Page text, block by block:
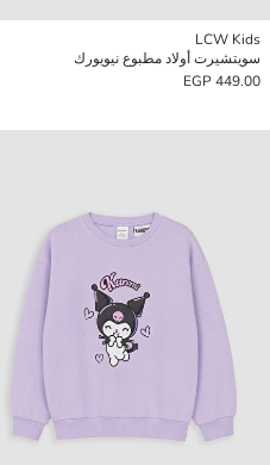
LCW Kids
سويتشيرت أولاد مطبوع نيويورك
449.00 EGP